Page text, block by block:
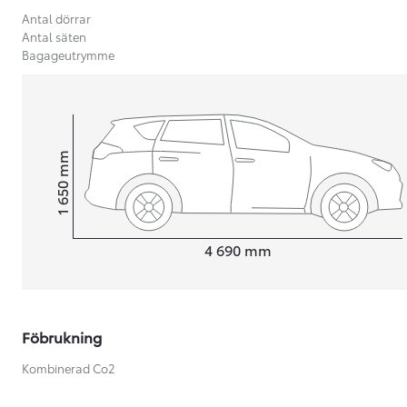
Från 599 900 kr
Nya Corolla Cross
Antal dörrar
Antal säten
Bagageutrymme
4 690 mm
Height1 650
mm
Föbrukning
Kombinerad Co2